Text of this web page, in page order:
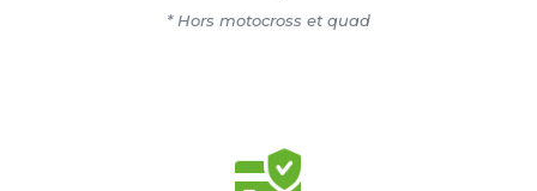
* Hors motocross et quad